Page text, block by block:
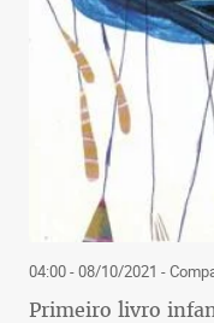
04:00 - 08/10/2021 -
Primeiro livro